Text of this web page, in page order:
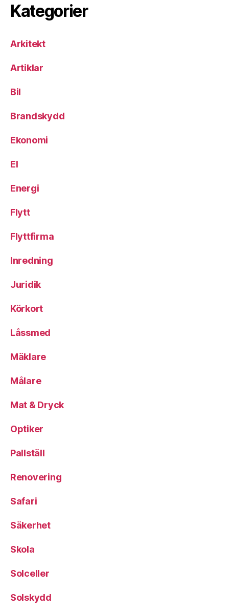
Kategorier
Arkitekt
Artiklar
Bil
Brandskydd
Ekonomi
El
Energi
Flytt
Flyttfirma
Inredning
Juridik
Körkort
Låssmed
Mäklare
Målare
Mat & Dryck
Optiker
Pallställ
Renovering
Safari
Säkerhet
Skola
Solceller
Solskydd